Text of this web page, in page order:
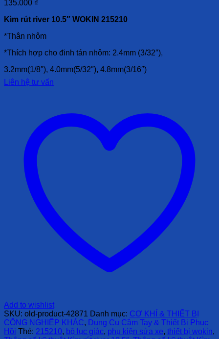
135.000 ₫
Kìm rút river 10.5″ WOKIN 215210
*Thân nhôm
*Thích hợp cho đinh tán nhôm: 2.4mm (3/32″),
3.2mm(1/8″), 4.0mm(5/32″), 4.8mm(3/16″)
Liên hệ tư vấn
Add to wishlist
SKU: old-product-42871 Danh mục: CƠ KHÍ & THIẾT BỊ
CÔNG NGHIỆP KHÁC, Dụng Cụ Cầm Tay & Thiết Bị Phục
Hồi Thẻ: 215210, bộ lục giác, phụ kiện sửa xe, thiết bị wokin,